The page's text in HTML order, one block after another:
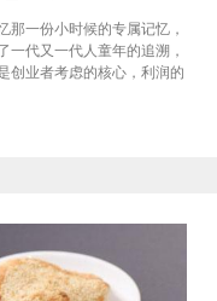
一份小时候的专属记忆，
一代又一代人童年的追溯，
创业者考虑的核心，利润的
编将为大家解答这些问